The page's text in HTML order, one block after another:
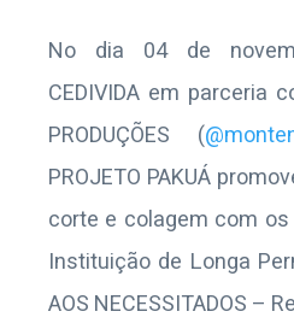
No dia 04 de
CEDIVIDA em parceria
PRODUÇÕES (
PROJETO PAKUÁ
corte e colagem com
Instituição de Longa
AOS NECESSITADOS –